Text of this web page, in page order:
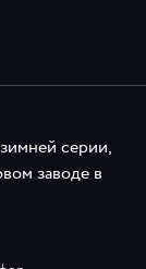
серии,
заводе в